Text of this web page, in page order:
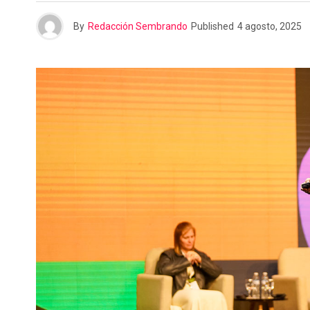
By Redacción Sembrando Published 4 agosto, 2025